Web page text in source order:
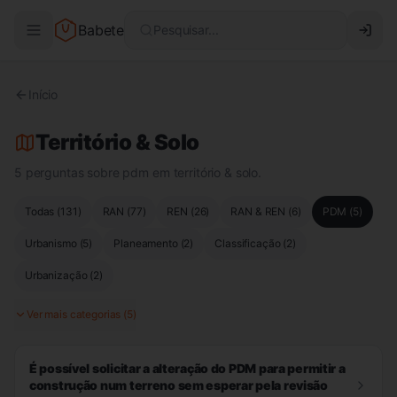
Babete Pesquisar...
Início
Território & Solo
5 perguntas sobre pdm em território & solo.
Todas (131 ) RAN (77) REN (26) RAN & REN (6) PDM (5)
Urbanismo (5) Planeamento (2) Classificação (2)
Urbanização (2)
Ver mais categorias (5)
É possível solicitar a alteração do PDM para permitir a
construção num terreno sem esperar pela revisão